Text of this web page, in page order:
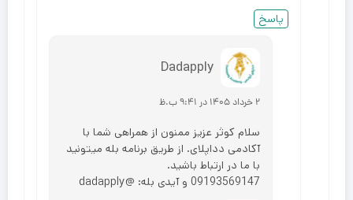
پاسخ
Dadapply
۲ خرداد ۱۴۰۵ در ۹:۴۱ ب.ظ
سلام کوثر عزیز ممنون از همراهی شما با
آکادمی دداپلای. از طریق برنامه بله میتونید
با ما در ارتباط باشید.
09193569147 و آیدی بله: @dadapply